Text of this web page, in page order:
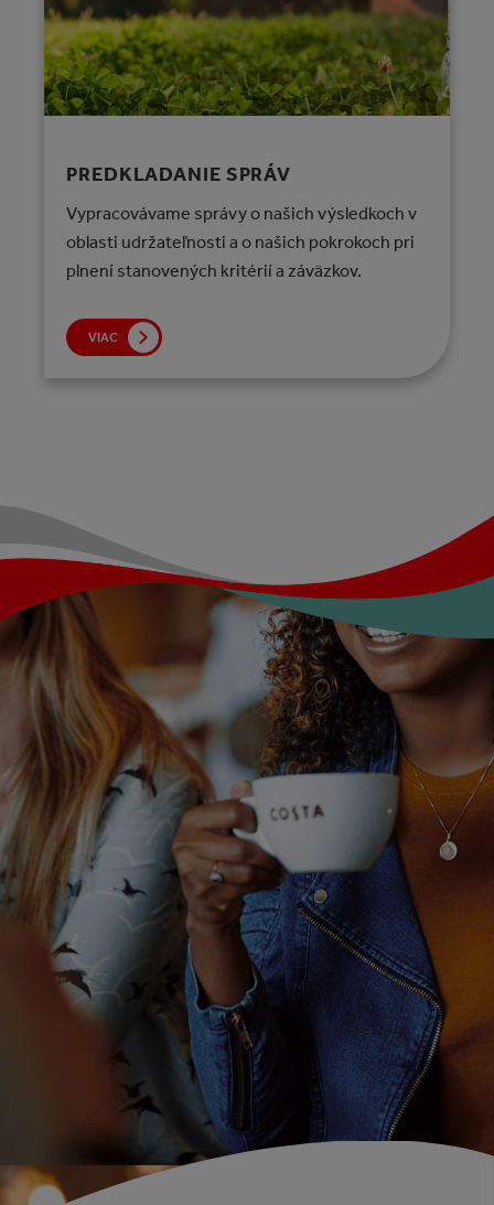
PREDKLADANIE SPRÁV
Vypracovávame správy o našich výsledkoch v
oblasti udržateľnosti a o našich pokrokoch pri
plnení stanovených kritérií a záväzkov.
VIAC